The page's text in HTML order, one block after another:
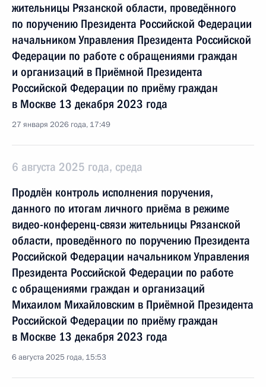
жительницы Рязанской области, проведённого
по поручению Президента Российской Федерации
начальником Управления Президента Российской
Федерации по работе с обращениями граждан
и организаций в Приёмной Президента
Российской Федерации по приёму граждан
в Москве 13 декабря 2023 года
27 января 2026 года, 17:49
6 августа 2025 года, среда
Продлён контроль исполнения поручения,
данного по итогам личного приёма в режиме
видео-конференц-связи жительницы Рязанской
области, проведённого по поручению Президента
Российской Федерации начальником Управления
Президента Российской Федерации по работе
с обращениями граждан и организаций
Михаилом Михайловским в Приёмной Президента
Российской Федерации по приёму граждан
в Москве 13 декабря 2023 года
6 августа 2025 года, 15:53